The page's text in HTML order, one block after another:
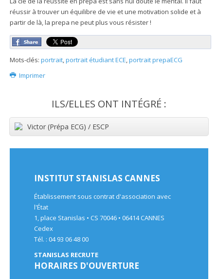
réussir à trouver un équilibre de vie et une motivation solide et à
partir de là, la prepa ne peut plus vous résister !
Mots-clés: portrait,portrait étudiant ECE,portrait prepaECG
Imprimer
ILS/ELLES ONT INTÉGRÉ :
Victor (Prépa ECG) / ESCP
INSTITUT STANISLAS CANNES
Établissement sous contrat d'association avec
l'État
1, place Stanislas • CS 70046 • 06414 CANNES
Cedex
Tél. : 04 93 06 48 00
STANISLAS RECRUTE
HORAIRES D'OUVERTURE